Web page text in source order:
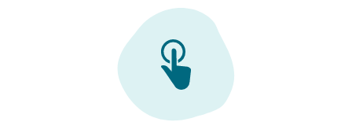
PALABRAS DE NUESTROS MIEMBROS
CUÉNTENOS SU HISTORIA